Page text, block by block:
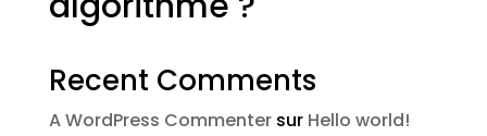
Recent Comments
A WordPress Commentersur Hello world!